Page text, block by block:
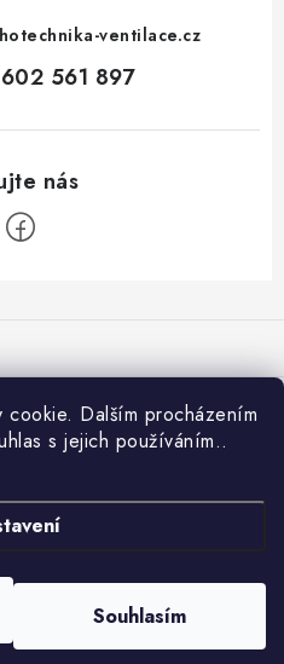
Dalším procházením
s jejich používáním..
Souhlasím
ventilace.cz
561 897
ventilace. Všechna práva vyhrazena.